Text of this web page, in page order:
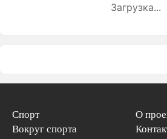
Загрузка...
Спорт
Вокруг спорта
О